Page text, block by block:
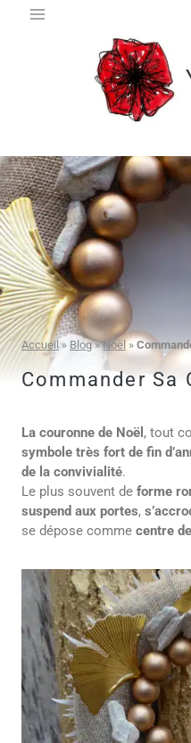
Accueil» Blog»Noël»
Commander Sa
La couronne de Noël , tout
symbole très fort de fin
de la convivialité.
Le plus souvent de forme
suspend aux portes,
se dépose comme centre